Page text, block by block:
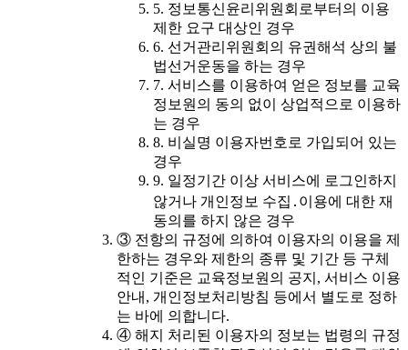
5. 정보통신윤리위원회로부터의 이용
제한 요구 대상인 경우
6. 선거관리위원회의 유권해석 상의 불
법선거운동을 하는 경우
7. 서비스를 이용하여 얻은 정보를 교육
정보원의 동의 없이 상업적으로 이용하
는 경우
8. 비실명 이용자번호로 가입되어 있는
경우
9. 일정기간 이상 서비스에 로그인하지
않거나 개인정보 수집․이용에 대한 재
동의를 하지 않은 경우
③ 전항의 규정에 의하여 이용자의 이용을 제
한하는 경우와 제한의 종류 및 기간 등 구체
적인 기준은 교육정보원의 공지, 서비스 이용
안내, 개인정보처리방침 등에서 별도로 정하
는 바에 의합니다.
④ 해지 처리된 이용자의 정보는 법령의 규정